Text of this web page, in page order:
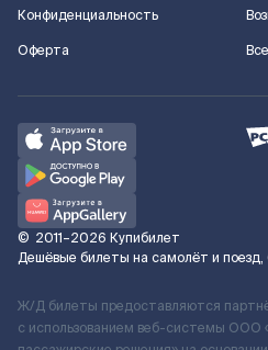
Конфиденциальность
Оферта
© 2011–2026 Купибилет
Дешёвые билеты на самолёт и поезд,
Ж/Д билеты предоставляются
с использованием веб-системы ООО